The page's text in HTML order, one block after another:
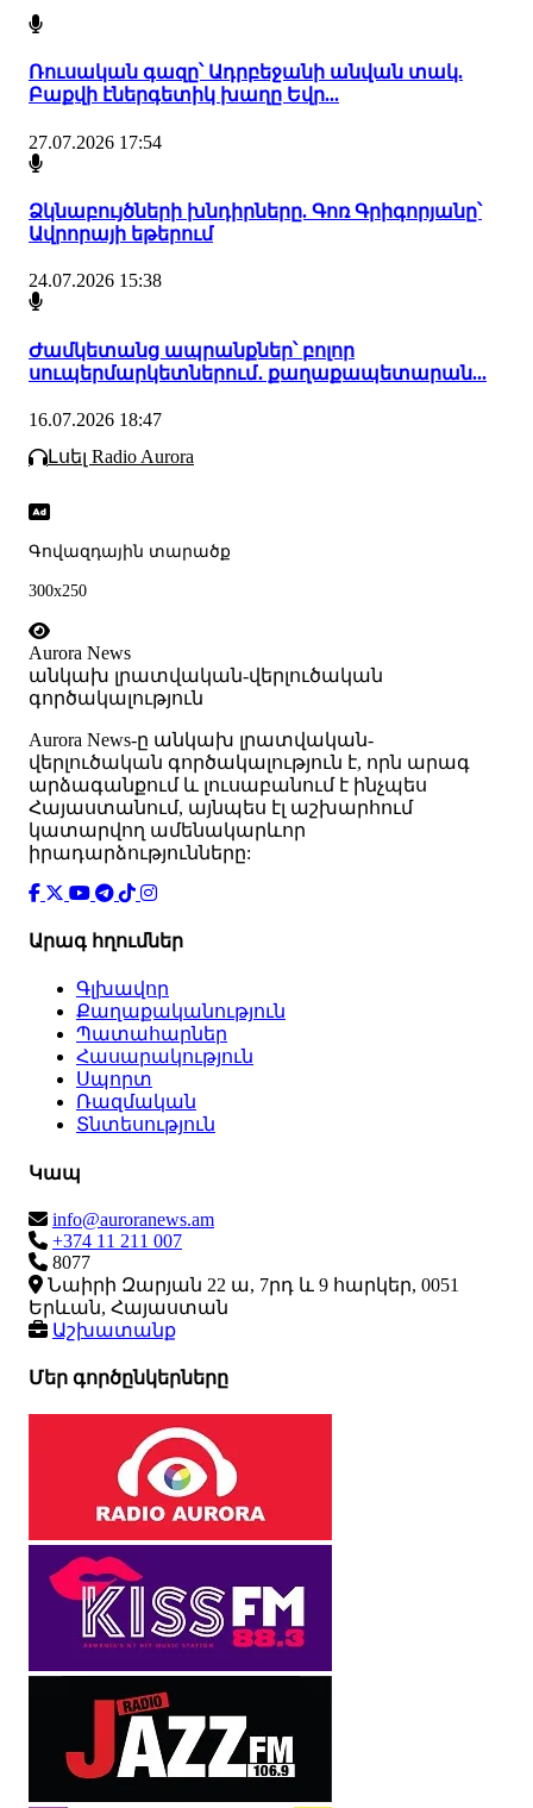
Ռուսական գազը՝ Ադրբեջանի անվան տակ.
Բաքվի էներգետիկ խաղը Եվր...
27.07.2026 17:54
Ձկնաբույծների խնդիրները. Գոռ Գրիգորյանը՝
Ավրորայի եթերում
24.07.2026 15:38
Ժամկետանց ապրանքներ՝ բոլոր
սուպերմարկետներում․ քաղաքապետարան...
16.07.2026 18:47
Լսել Radio Aurora
Գովազդային տարածք
300x250
Aurora News
անկախ լրատվական-վերլուծական
գործակալություն
Аurora News-ը անկախ լրատվական-
վերլուծական գործակալություն է, որն արագ
արձագանքում և լուսաբանում է ինչպես
Հայաստանում, այնպես էլ աշխարհում
կատարվող ամենակարևոր
իրադարձությունները:
Արագ հղումներ
Գլխավոր
Քաղաքականություն
Պատահարներ
Հասարակություն
Սպորտ
Ռազմական
Տնտեսություն
Կապ
info@auroranews.am
+374 11 211 007
8077
Նաիրի Զարյան 22 ա, 7րդ և 9 հարկեր, 0051
Երևան, Հայաստան
Աշխատանք
Մեր գործընկերները